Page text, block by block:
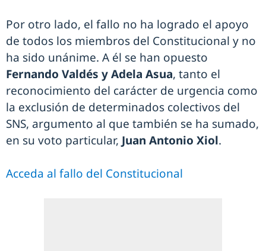
Por otro lado, el fallo no ha logrado el apoyo
de todos los miembros del Constitucional y no
ha sido unánime. A él se han opuesto
Fernando Valdés y Adela Asua, tanto el
reconocimiento del carácter de urgencia como
la exclusión de determinados colectivos del
SNS, argumento al que también se ha sumado,
en su voto particular, Juan Antonio Xiol.
Acceda al fallo del Constitucional